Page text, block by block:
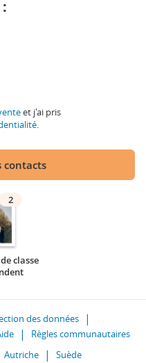
et j'ai pris
.
contacts
2
classe
des données
Règles communautaires
Autriche Suède